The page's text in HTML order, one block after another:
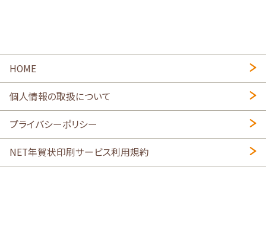
HOME
個人情報の取扱について
プライバシーポリシー
NET年賀状印刷サービス利用規約